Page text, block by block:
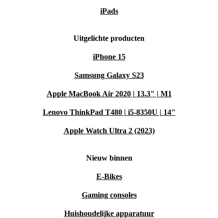
iPads
Uitgelichte producten
iPhone 15
Samsung Galaxy S23
Apple MacBook Air 2020 | 13.3" | M1
Lenovo ThinkPad T480 | i5-8350U | 14"
Apple Watch Ultra 2 (2023)
Nieuw binnen
E-Bikes
Gaming consoles
Huishoudelijke apparatuur